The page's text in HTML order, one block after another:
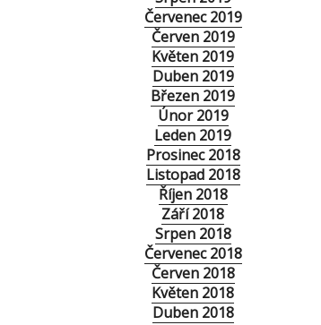
Červenec 2019
Červen 2019
Květen 2019
Duben 2019
Březen 2019
Únor 2019
Leden 2019
Prosinec 2018
Listopad 2018
Říjen 2018
Září 2018
Srpen 2018
Červenec 2018
Červen 2018
Květen 2018
Duben 2018